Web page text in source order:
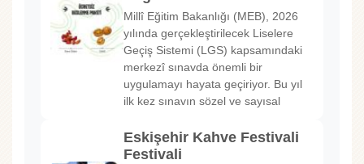
Millî Eğitim Bakanlığı (MEB), 2026
yılında gerçekleştirilecek Liselere
Geçiş Sistemi (LGS) kapsamındaki
merkezî sınavda önemli bir
uygulamayı hayata geçiriyor. Bu yıl
ilk kez sınavın sözel ve sayısal
Eskişehir Kahve Festivali
Festivali